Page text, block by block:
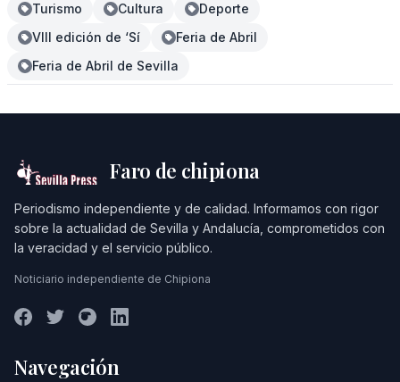
Turismo Cultura
Deporte
VIII edición de ‘Sí
Feria de Abril
Feria de Abril de Sevilla
Faro de chipiona
Periodismo independiente y de calidad. Informamos con rigor
sobre la actualidad de Sevilla y Andalucía, comprometidos con
la veracidad y el servicio público.
Noticiario independiente de Chipiona
Navegación